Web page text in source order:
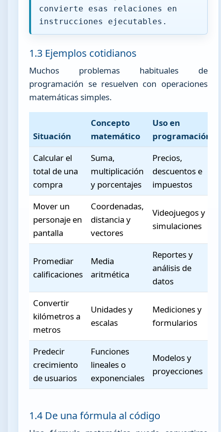
convierte esas relaciones en
instrucciones ejecutables.
1.3 Ejemplos cotidianos
Muchos problemas habituales de
programación se resuelven con operaciones
matemáticas simples.
Situación
Concepto
matemático
Uso en
programación
Calcular el
total de una
compra
Suma,
multiplicación
y porcentajes
Precios,
descuentos e
impuestos
Mover un
personaje en
pantalla
Coordenadas,
distancia y
vectores
Videojuegos y
simulaciones
Promediar
calificaciones
Media
aritmética
Reportes y
análisis de
datos
Convertir
kilómetros a
metros
Unidades y
escalas
Mediciones y
formularios
Predecir
crecimiento
de usuarios
Funciones
lineales o
exponenciales
Modelos y
proyecciones
1.4 De una fórmula al código